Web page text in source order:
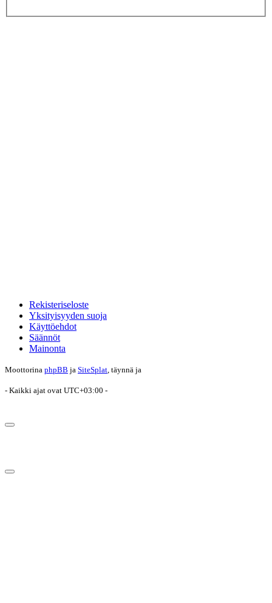
Rekisteriseloste
Yksityisyyden suoja
Käyttöehdot
Säännöt
Mainonta
Moottorina phpBB ja SiteSplat , täynnä ja
- Kaikki ajat ovat UTC+03:00 -